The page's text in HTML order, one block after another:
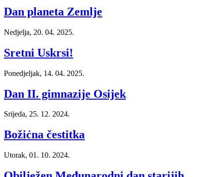
Dan planeta Zemlje
Nedjelja, 20. 04. 2025.
Sretni Uskrsi!
Ponedjeljak, 14. 04. 2025.
Dan II. gimnazije Osijek
Srijeda, 25. 12. 2024.
Božićna čestitka
Utorak, 01. 10. 2024.